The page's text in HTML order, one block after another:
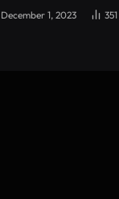
December 1, 2023 351